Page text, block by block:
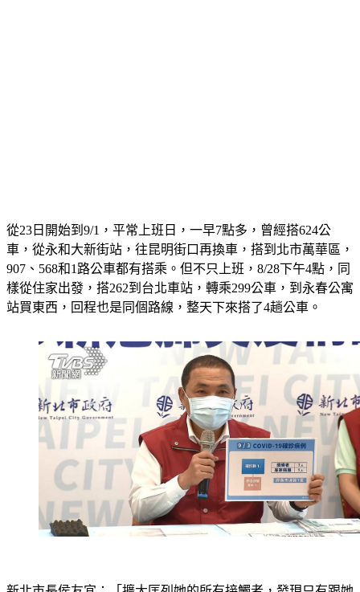
從23日開始到9/1，平常上班日，一早7點多，曾經搭624公
車，從永和大新街站，往昆明街口再換車，搭到北市萬華區，
907、568和1路公車都有搭乘。但不只上班，8/28下午4點，同
樣從住家出發，搭262到台北車站，轉乘299公車，到永春公寓
站買東西，回程也是同個路線，整天下來搭了4趟公車。